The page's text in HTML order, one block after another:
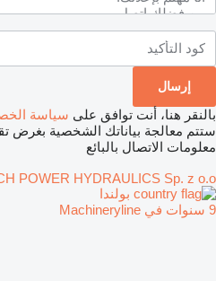
بالنقر هنا، أنت توافق على سياسة
ستتم معالجة بياناتك الشخصية بغرض
معلومات الاتصال بالبائع
POWER HYDRAULICS Sp. z o.o.
بولندا
9 سنوات في Machineryline